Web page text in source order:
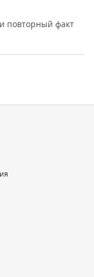
повторный факт